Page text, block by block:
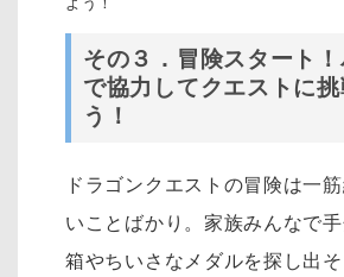
その３．冒険スタート！
で協力してクエストに挑
う！
ドラゴンクエストの冒険は一
いことばかり。家族みんなで
箱やちいさなメダルを探し出そ